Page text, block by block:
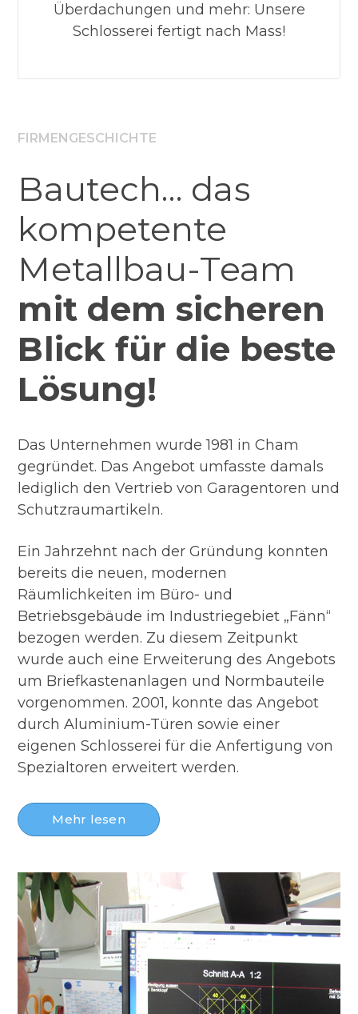
Überdachungen und mehr: Unsere
Schlosserei fertigt nach Mass!
FIRMENGESCHICHTE
Bautech… das
kompetente
Metallbau-Team
mit dem sicheren
Blick für die beste
Lösung!
Das Unternehmen wurde 1981 in Cham
gegründet. Das Angebot umfasste damals
lediglich den Vertrieb von Garagentoren und
Schutzraumartikeln.
Ein Jahrzehnt nach der Gründung konnten
bereits die neuen, modernen
Räumlichkeiten im Büro- und
Betriebsgebäude im Industriegebiet „Fänn“
bezogen werden. Zu diesem Zeitpunkt
wurde auch eine Erweiterung des Angebots
um Briefkastenanlagen und Normbauteile
vorgenommen. 2001, konnte das Angebot
durch Aluminium-Türen sowie einer
eigenen Schlosserei für die Anfertigung von
Spezialtoren erweitert werden.
Mehr lesen